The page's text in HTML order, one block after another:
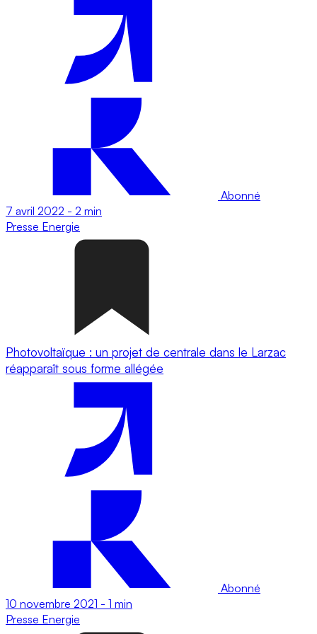
Abonné
7 avril 2022 - 2 min
Presse Energie
Photovoltaïque : un projet de centrale dans le Larzac
réapparaît sous forme allégée
Abonné
10 novembre 2021 - 1 min
Presse Energie